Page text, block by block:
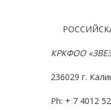
КРКФОО
236029 г.
Ph: + 7 4012